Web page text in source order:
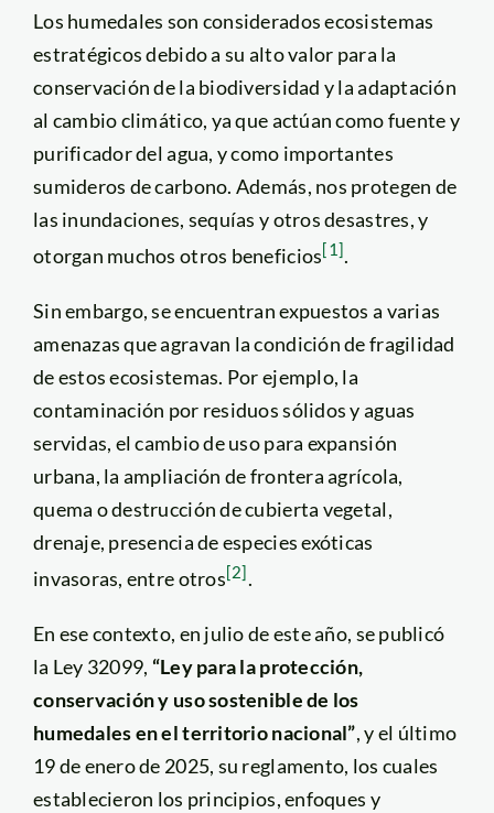
Los humedales son considerados ecosistemas
estratégicos debido a su alto valor para la
conservación de la biodiversidad y la adaptación
al cambio climático, ya que actúan como fuente y
purificador del agua, y como importantes
sumideros de carbono. Además, nos protegen de
las inundaciones, sequías y otros desastres, y
otorgan muchos otros beneficios[1].
Sin embargo, se encuentran expuestos a varias
amenazas que agravan la condición de fragilidad
de estos ecosistemas. Por ejemplo, la
contaminación por residuos sólidos y aguas
servidas, el cambio de uso para expansión
urbana, la ampliación de frontera agrícola,
quema o destrucción de cubierta vegetal,
drenaje, presencia de especies exóticas
invasoras, entre otros[2].
En ese contexto, en julio de este año, se publicó
la Ley 32099, “Ley para la protección,
conservación y uso sostenible de los
humedales en el territorio nacional”, y el último
19 de enero de 2025, su reglamento, los cuales
establecieron los principios, enfoques y